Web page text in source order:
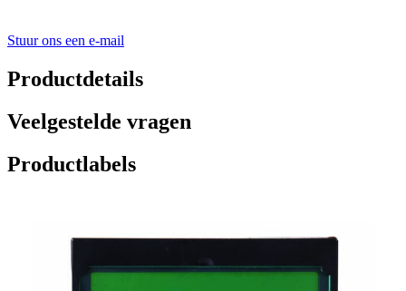
Stuur ons een e-mail
Productdetails
Veelgestelde vragen
Productlabels